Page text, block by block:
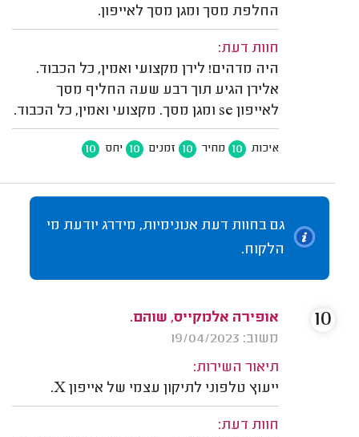
החלפת מסך ומגן מסך לאייפון.
חוות דעת:
היה מדהים! לירן מקצועי ואמין, כל הכבוד.
אלירן הגיע תוך רבע שעה החליף מסך
לאייפון se ומגן מסך. מקצועי ואמין, כל הכבוד.
איכות 10 מחיר 10 זמנים 10 יחס 10
גם בחוות דעת אנונימיות, מידרג יודעת מי
הלקוח.
אופירה אלמקייס, שוהם.
משוב: 19/04/2023
תיאור השירות:
ייעוץ טלפוני לתיקון עצמי של אייפון X.
חוות דעת:
10